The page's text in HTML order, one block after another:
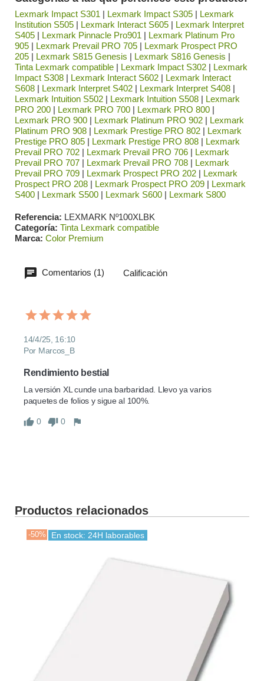
Lexmark Impact S301 | Lexmark Impact S305 | Lexmark
Institution S505 | Lexmark Interact S605 | Lexmark Interpret
S405 | Lexmark Pinnacle Pro901 | Lexmark Platinum Pro
905 | Lexmark Prevail PRO 705 | Lexmark Prospect PRO
205 | Lexmark S815 Genesis | Lexmark S816 Genesis |
Tinta Lexmark compatible | Lexmark Impact S302 | Lexmark
Impact S308 | Lexmark Interact S602 | Lexmark Interact
S608 | Lexmark Interpret S402 | Lexmark Interpret S408 |
Lexmark Intuition S502 | Lexmark Intuition S508 | Lexmark
PRO 200 | Lexmark PRO 700 | Lexmark PRO 800 |
Lexmark PRO 900 | Lexmark Platinum PRO 902 | Lexmark
Platinum PRO 908 | Lexmark Prestige PRO 802 | Lexmark
Prestige PRO 805 | Lexmark Prestige PRO 808 | Lexmark
Prevail PRO 702 | Lexmark Prevail PRO 706 | Lexmark
Prevail PRO 707 | Lexmark Prevail PRO 708 | Lexmark
Prevail PRO 709 | Lexmark Prospect PRO 202 | Lexmark
Prospect PRO 208 | Lexmark Prospect PRO 209 | Lexmark
S400 | Lexmark S500 | Lexmark S600 | Lexmark S800
Referencia LEXMARK Nº100XLBK
Categoría Tinta Lexmark compatible
Marca Color Premium
Comentarios (1) Calificación
14/4/25, 16:10
Por Marcos_B
Rendimiento bestial
La versión XL cunde una barbaridad. Llevo ya varios
paquetes de folios y sigue al 100%.
0 0
Productos relacionados
-50% En stock: 24H laborables